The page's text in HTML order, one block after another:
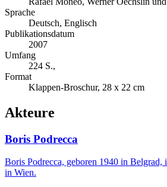
Sprache
Deutsch, Englisch
Publikationsdatum
2007
Umfang
224 S.,
Format
Klappen-Broschur, 28 x 22 cm
Akteure
Boris Podrecca
Boris Podrecca, geboren 1940 in
in Wien.